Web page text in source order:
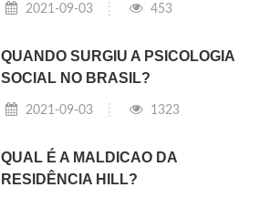
2021-09-03 453
QUANDO SURGIU A PSICOLOGIA
SOCIAL NO BRASIL?
2021-09-03 1323
QUAL É A MALDICAO DA
RESIDÊNCIA HILL?